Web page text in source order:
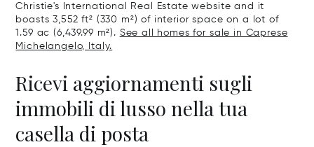
Christie's International Real Estate website and it
boasts 3,552 ft² (330 m²) of interior space on a lot of
1.59 ac (6,439.99 m²). See all homes for sale in Caprese
Michelangelo, Italy.
Ricevi aggiornamenti sugli
immobili di lusso nella tua
casella di posta